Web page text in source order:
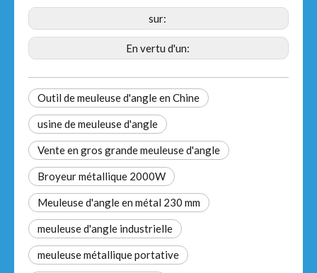
sur:
En vertu d'un:
Outil de meuleuse d'angle en Chine
usine de meuleuse d'angle
Vente en gros grande meuleuse d'angle
Broyeur métallique 2000W
Meuleuse d'angle en métal 230 mm
meuleuse d'angle industrielle
meuleuse métallique portative